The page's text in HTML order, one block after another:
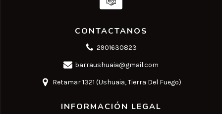
CONTACTANOS
2901630823
barraushuaia@gmail.com
Retamar 1321 (Ushuaia, Tierra Del Fuego)
INFORMACIÓN LEGAL